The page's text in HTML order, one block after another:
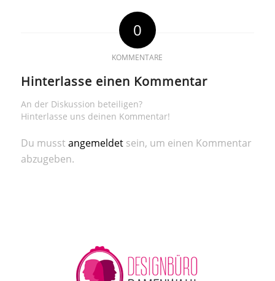
0
KOMMENTARE
Hinterlasse einen Kommentar
An der Diskussion beteiligen?
Hinterlasse uns deinen Kommentar!
Du musst angemeldetsein, um einen Kommentar
abzugeben.